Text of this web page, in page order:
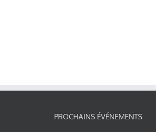
PROCHAINS ÉVÉNEMENTS